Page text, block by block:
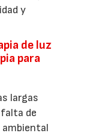
y
de luz
para
largas
de